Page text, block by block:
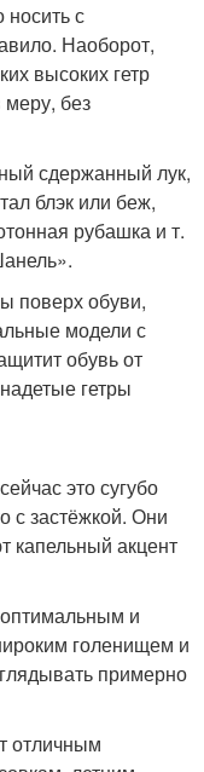
носить с
Наоборот,
высоких гетр
меру, без
сдержанный лук,
блэк или беж,
рубашка и т.
поверх обуви,
модели с
обувь от
гетры
это сугубо
с застёжкой. Они
капельный акцент
и
голенищем и
примерно
отличным